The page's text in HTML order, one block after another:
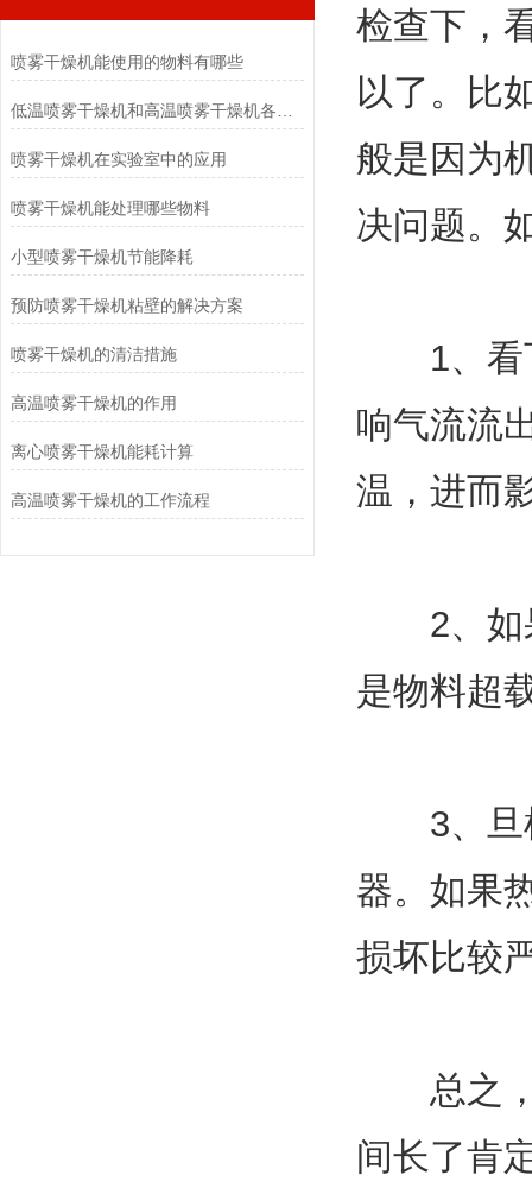
喷雾干燥机能使用的物料有哪些
喷雾干燥机在实验室中的应用
喷雾干燥机能处理哪些物料
小型喷雾干燥机节能降耗
预防喷雾干燥机粘壁的解决方案
喷雾干燥机的清洁措施
高温喷雾干燥机的作用
离心喷雾干燥机能耗计算
高温喷雾干燥机的工作流程
检查下，
以了。比
般是因为
决问题。
1、看下
响气流流
温，进而
2、如果
是物料超
3、旦机
器。如果
损坏比较
总之，
间长了肯